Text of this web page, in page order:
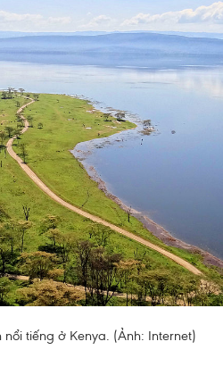
tiếng ở Kenya. (Ảnh: Internet)